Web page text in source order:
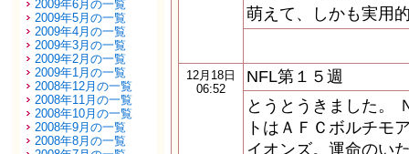
2009年6月の一覧
2009年5月の一覧
2009年4月の一覧
2009年3月の一覧
2009年2月の一覧
2009年1月の一覧
2008年12月の一覧
2008年11月の一覧
2008年10月の一覧
2008年9月の一覧
2008年8月の一覧
萌えて、しかも実用
12月18日
06:52
NFL第１５週
とうとうきました。
トはＡＦＣボルチモ
イオンズ。運命のい